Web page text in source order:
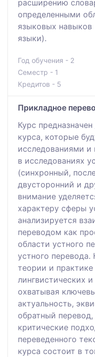
расширению
определенными
языковых
языки).
Год обучения - 2
Семестр - 1
Кредитов - 5
Прикладное
Курс
курса, которые
исследованиями
в исследованиях
(синхронный,
двусторонний и
внимание
характеру сферы
анализируется
переводом как
области устного
устного
теории и
лингвистических
охватывая
актуальность,
обратный
критические
переведенного
курса состоит в